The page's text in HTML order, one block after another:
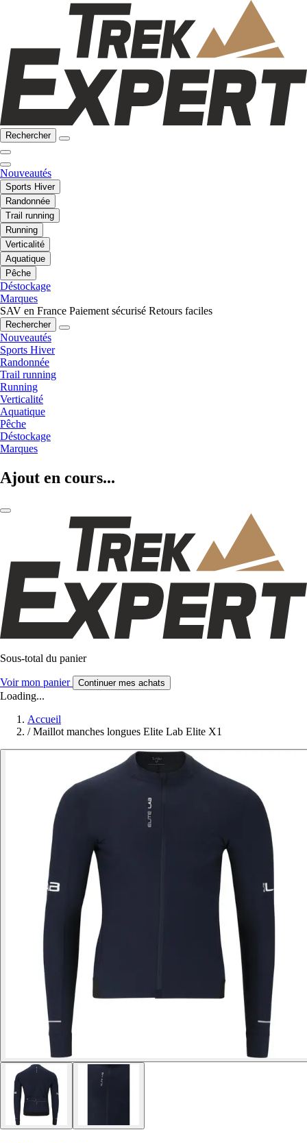
Rechercher
Nouveautés
Sports Hiver
Randonnée
Trail running
Running
Verticalité
Aquatique
Pêche
Déstockage
Marques
SAV en France Paiement sécurisé Retours faciles
Rechercher
Nouveautés
Sports Hiver
Randonnée
Trail running
Running
Verticalité
Aquatique
Pêche
Déstockage
Marques
Ajout en cours...
Sous-total du panier
Voir mon panier Continuer mes achats
Loading...
Accueil
/ Maillot manches longues Elite Lab Elite X1